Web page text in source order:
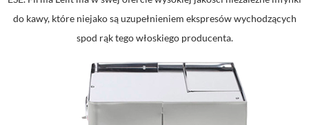
do kawy, które niejako są uzupełnieniem ekspresów wychodzących
spod rąk tego włoskiego producenta.